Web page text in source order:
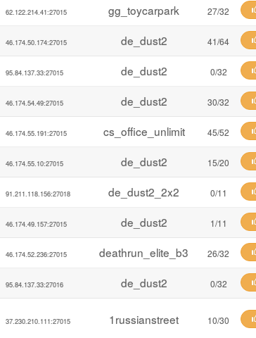
62.122.214.41:27015 gg_toycarpark 27/32
46.174.50.174:27015 de_dust2 41/64
95.84.137.33:27015 de_dust2 0/32
46.174.54.49:27015 de_dust2 30/32
46.174.55.191:27015 cs_office_unlimit 45/52
46.174.55.10:27015 de_dust2 15/20
91.211.118.156:27018 de_dust2_2x2 0/11
46.174.49.157:27015 de_dust2 1/11
46.174.52.236:27015 deathrun_elite_b3 26/32
95.84.137.33:27016 de_dust2 0/32
37.230.210.111:27015 1russianstreet 10/30